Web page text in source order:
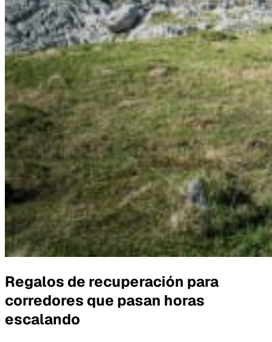
Regalos de recuperación para
corredores que pasan horas
escalando